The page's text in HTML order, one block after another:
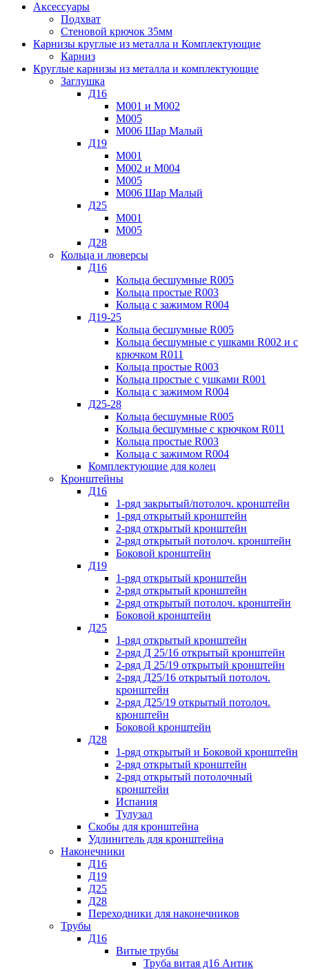
Аксессуары
Подхват
Стеновой крючок 35мм
Карнизы круглые из металла и Комплектующие
Карниз
Круглые карнизы из металла и комплектующие
Заглушка
Д16
М001 и М002
М005
М006 Шар Малый
Д19
М001
М002 и М004
М005
М006 Шар Малый
Д25
М001
М005
Д28
Кольца и люверсы
Д16
Кольца бесшумные R005
Кольца простые R003
Кольца с зажимом R004
Д19-25
Кольца бесшумные R005
Кольца бесшумные с ушками R002 и с
крючком R011
Кольца простые R003
Кольца простые с ушками R001
Кольца с зажимом R004
Д25-28
Кольца бесшумные R005
Кольца бесшумные с крючком R011
Кольца простые R003
Кольца с зажимом R004
Комплектующие для колец
Кронштейны
Д16
1-ряд закрытый/потолоч. кронштейн
1-ряд открытый кронштейн
2-ряд открытый кронштейн
2-ряд открытый потолоч. кронштейн
Боковой кронштейн
Д19
1-ряд открытый кронштейн
2-ряд открытый кронштейн
2-ряд открытый потолоч. кронштейн
Боковой кронштейн
Д25
1-ряд открытый кронштейн
2-ряд Д 25/16 открытый кронштейн
2-ряд Д 25/19 открытый кронштейн
2-ряд Д25/16 открытый потолоч.
кронштейн
2-ряд Д25/19 открытый потолоч.
кронштейн
Боковой кронштейн
Д28
1-ряд открытый и Боковой кронштейн
2-ряд открытый кронштейн
2-ряд открытый потолочный
кронштейн
Испания
Тулузал
Скобы для кронштейна
Удлинитель для кронштейна
Наконечники
Д16
Д19
Д25
Д28
Переходники для наконечников
Трубы
Д16
Витые трубы
Труба витая д16 Антик